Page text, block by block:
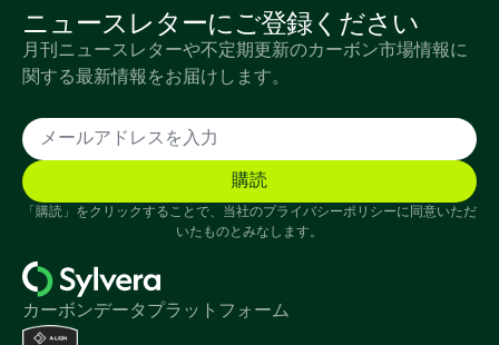
ニュースレターにご登録ください
月刊ニュースレターや不定期更新のカーボン市場情報に
関する最新情報をお届けします。
「購読」をクリックすることで、当社のプライバシーポリシーに同意いただ
いたものとみなします。
カーボンデータプラットフォーム